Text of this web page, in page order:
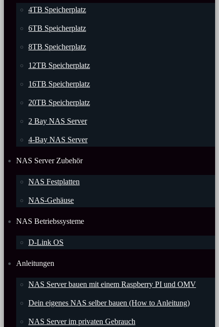
4TB Speicherplatz
6TB Speicherplatz
8TB Speicherplatz
12TB Speicherplatz
16TB Speicherplatz
20TB Speicherplatz
2 Bay NAS Server
4-Bay NAS Server
NAS Server Zubehör
NAS Festplatten
NAS-Gehäuse
NAS Betriebssysteme
D-Link OS
Anleitungen
NAS Server bauen mit einem Raspberry PI und OMV
Dein eigenes NAS selber bauen (How to Anleitung)
NAS Server im privaten Gebrauch